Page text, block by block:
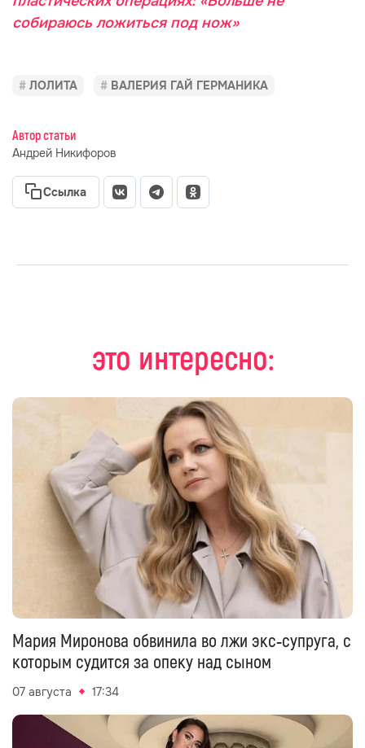
собираюсь ложиться под нож»
ЛОЛИТА ВАЛЕРИЯ ГАЙ ГЕРМАНИКА
Автор статьи
Андрей Никифоров
Ссылка
это интересно:
Мария Миронова обвинила во лжи экс‑супруга, с
которым судится за опеку над сыном
07 августа 17:34